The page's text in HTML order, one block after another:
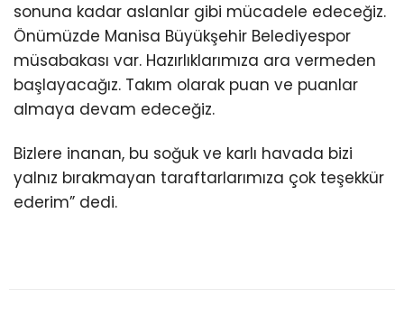
sonuna kadar aslanlar gibi mücadele edeceğiz.
Önümüzde Manisa Büyükşehir Belediyespor
müsabakası var. Hazırlıklarımıza ara vermeden
başlayacağız. Takım olarak puan ve puanlar
almaya devam edeceğiz.
Bizlere inanan, bu soğuk ve karlı havada bizi
yalnız bırakmayan taraftarlarımıza çok teşekkür
ederim” dedi.